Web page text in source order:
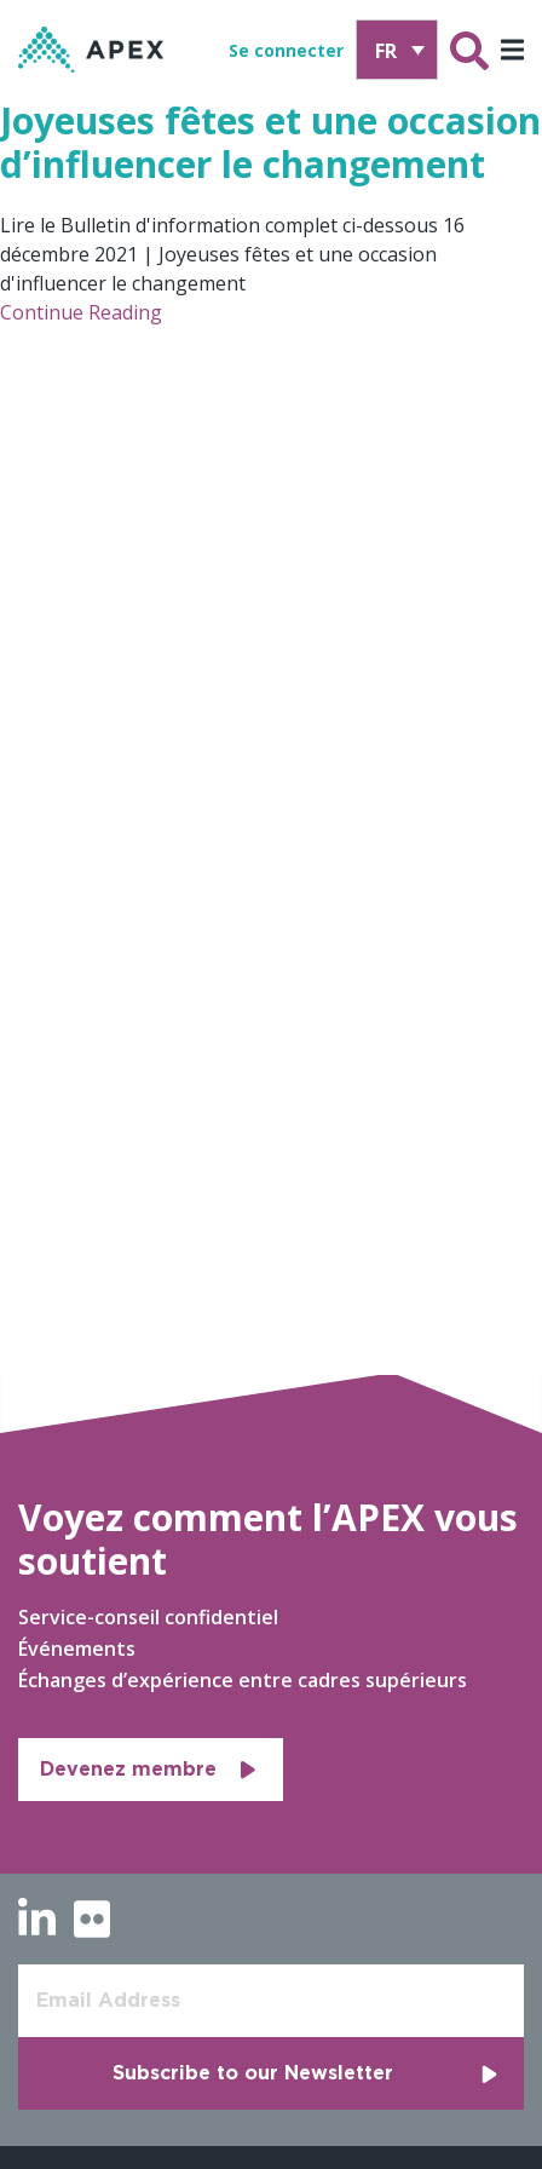
Se connecter FR
Joyeuses fêtes et une occasion
d’influencer le changement
Lire le Bulletin d'information complet ci-dessous 16
décembre 2021 | Joyeuses fêtes et une occasion
d'influencer le changement
Continue Reading
Voyez comment l’APEX vous
soutient
Service-conseil confidentiel
Événements
Échanges d’expérience entre cadres supérieurs
Devenez membre